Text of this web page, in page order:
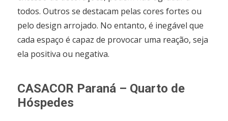
todos. Outros se destacam pelas cores fortes ou
pelo design arrojado. No entanto, é inegável que
cada espaço é capaz de provocar uma reação, seja
ela positiva ou negativa.
CASACOR Paraná – Quarto de
Hóspedes